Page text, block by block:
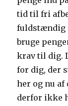
tid til fri
fuldstændig
bruge
krav til dig.
for dig, der
her og nu af
derfor ikke